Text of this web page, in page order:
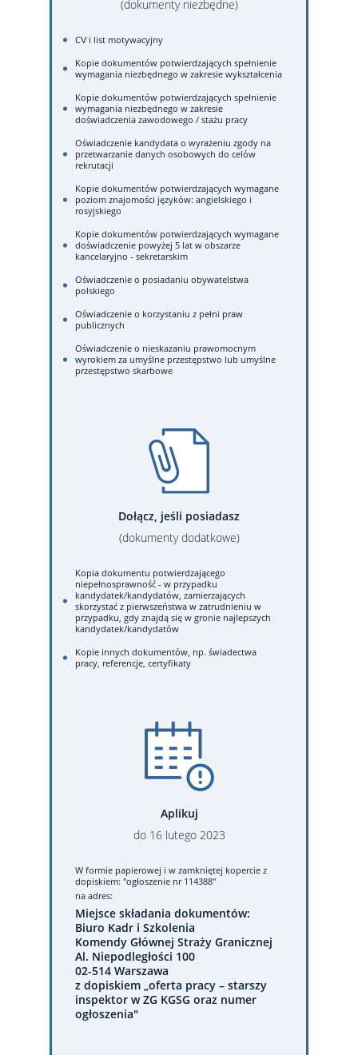
(dokumenty niezbędne)
CV i list motywacyjny
Kopie dokumentów potwierdzających spełnienie
wymagania niezbędnego w zakresie wykształcenia
Kopie dokumentów potwierdzających spełnienie
wymagania niezbędnego w zakresie
doświadczenia zawodowego / stażu pracy
Oświadczenie kandydata o wyrażeniu zgody na
przetwarzanie danych osobowych do celów
rekrutacji
Kopie dokumentów potwierdzających wymagane
poziom znajomości języków: angielskiego i
rosyjskiego
Kopie dokumentów potwierdzających wymagane
doświadczenie powyżej 5 lat w obszarze
kancelaryjno - sekretarskim
Oświadczenie o posiadaniu obywatelstwa
polskiego
Oświadczenie o korzystaniu z pełni praw
publicznych
Oświadczenie o nieskazaniu prawomocnym
wyrokiem za umyślne przestępstwo lub umyślne
przestępstwo skarbowe
Dołącz, jeśli posiadasz
(dokumenty dodatkowe)
Kopia dokumentu potwierdzającego
niepełnosprawność - w przypadku
kandydatek/kandydatów, zamierzających
skorzystać z pierwszeństwa w zatrudnieniu w
przypadku, gdy znajdą się w gronie najlepszych
kandydatek/kandydatów
Kopie innych dokumentów, np. świadectwa
pracy, referencje, certyfikaty
Aplikuj
do 16 lutego 2023
W formie papierowej i w zamkniętej kopercie z
dopiskiem: "ogłoszenie nr 114388"
na adres:
Miejsce składania dokumentów:
Biuro Kadr i Szkolenia
Komendy Głównej Straży Granicznej
Al. Niepodległości 100
02-514 Warszawa
z dopiskiem „oferta pracy – starszy
inspektor w ZG KGSG oraz numer
ogłoszenia"